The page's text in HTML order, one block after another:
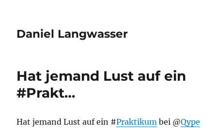
Daniel Langwasser
Hat jemand Lust auf ein
#Prakt…
Hat jemand Lust auf ein #Praktikum bei @Qype